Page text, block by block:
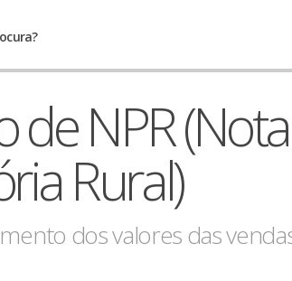
de NPR (Nota
Rural)
dos valores das